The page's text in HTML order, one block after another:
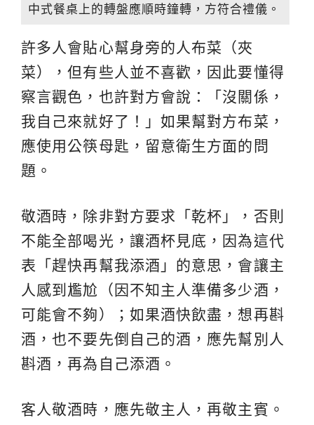
中式餐桌上的轉盤應順時鐘轉，方符合禮儀。
許多人會貼心幫身旁的人布菜（夾
菜），但有些人並不喜歡，因此要懂得
察言觀色，也許對方會說：「沒關係，
我自己來就好了！」如果幫對方布菜，
應使用公筷母匙，留意衛生方面的問
題。
敬酒時，除非對方要求「乾杯」，否則
不能全部喝光，讓酒杯見底，因為這代
表「趕快再幫我添酒」的意思，會讓主
人感到尷尬（因不知主人準備多少酒，
可能會不夠）；如果酒快飲盡，想再斟
酒，也不要先倒自己的酒，應先幫別人
斟酒，再為自己添酒。
客人敬酒時，應先敬主人，再敬主賓。